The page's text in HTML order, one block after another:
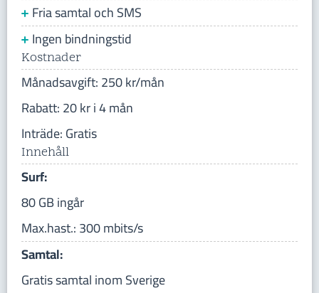
Fria samtal och SMS
Ingen bindningstid
Kostnader
Månadsavgift: 250 kr/mån
Rabatt: 20 kr i 4 mån
Inträde: Gratis
Innehåll
Surf:
80 GB ingår
Max.hast.: 300 mbits/s
Samtal:
Gratis samtal inom Sverige